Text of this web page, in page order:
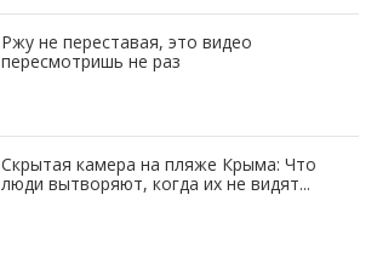
Ржу не переставая, это видео
пересмотришь не раз
Скрытая камера на пляже Крыма: Что
люди вытворяют, когда их не видят...